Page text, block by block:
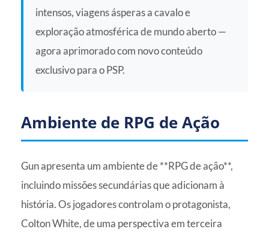
intensos, viagens ásperas a cavalo e
exploração atmosférica de mundo aberto —
agora aprimorado com novo conteúdo
exclusivo para o PSP.
Ambiente de RPG de Ação
Gun apresenta um ambiente de **RPG de ação**,
incluindo missões secundárias que adicionam à
história. Os jogadores controlam o protagonista,
Colton White, de uma perspectiva em terceira